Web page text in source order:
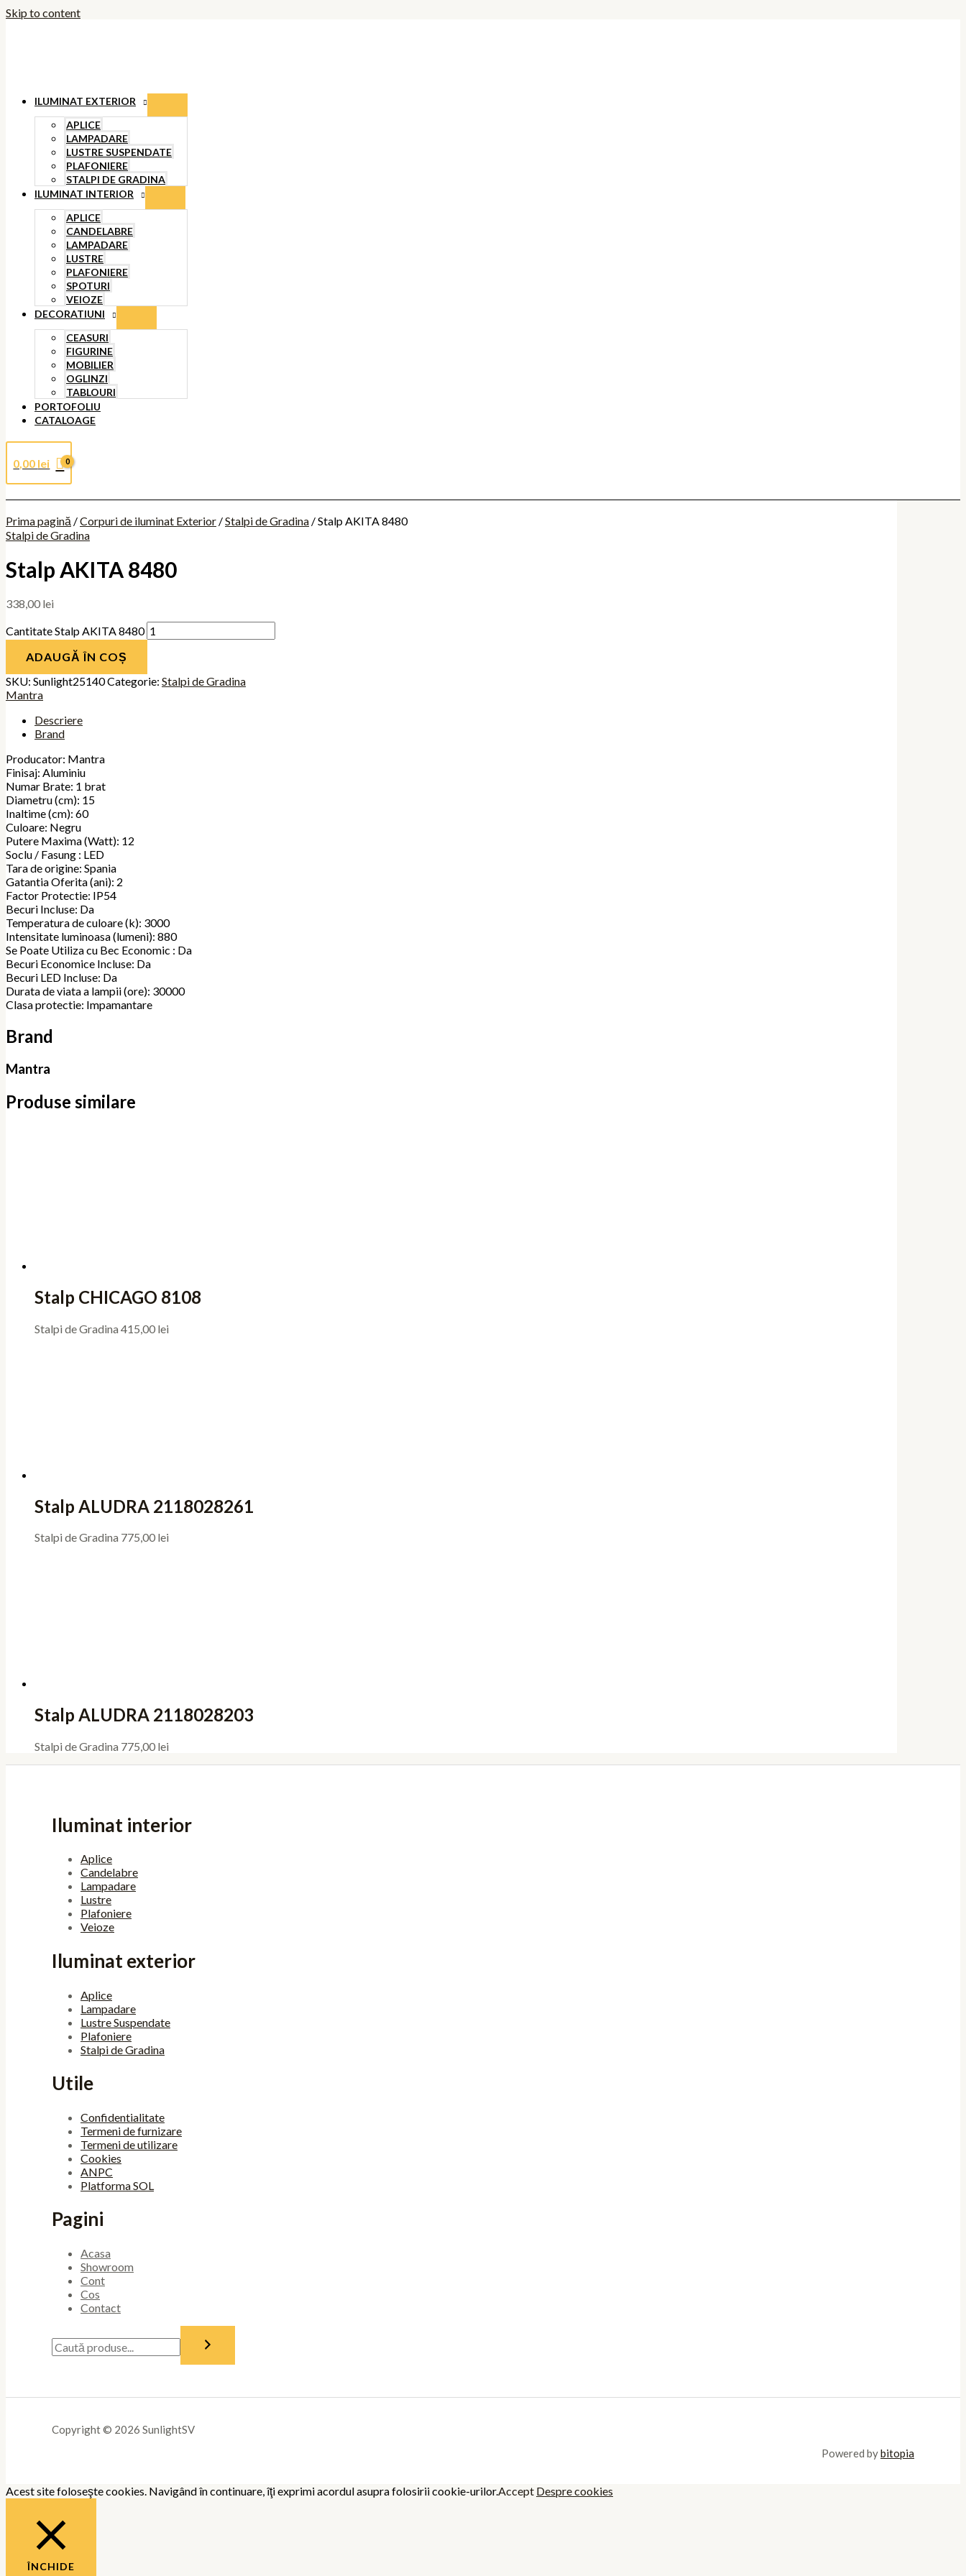
Skip to content
ILUMINAT EXTERIOR
APLICE
LAMPADARE
LUSTRE SUSPENDATE
PLAFONIERE
STALPI DE GRADINA
ILUMINAT INTERIOR
APLICE
CANDELABRE
LAMPADARE
LUSTRE
PLAFONIERE
SPOTURI
VEIOZE
DECORATIUNI
CEASURI
FIGURINE
MOBILIER
OGLINZI
TABLOURI
PORTOFOLIU
CATALOAGE
0,00 lei
Prima pagină /Corpuri de iluminat Exterior /Stalpi de Gradina / Stalp AKITA 8480
Stalpi de Gradina
Stalp AKITA 8480
338,00 lei
Cantitate Stalp AKITA 8480
ADAUGĂ ÎN COȘ
SKU: Sunlight25140Categorie: Stalpi de Gradina
Mantra
Descriere
Brand
Producator: Mantra
Finisaj: Aluminiu
Numar Brate: 1 brat
Diametru (cm): 15
Inaltime (cm): 60
Culoare: Negru
Putere Maxima (Watt): 12
Soclu / Fasung : LED
Tara de origine: Spania
Gatantia Oferita (ani): 2
Factor Protectie: IP54
Becuri Incluse: Da
Temperatura de culoare (k): 3000
Intensitate luminoasa (lumeni): 880
Se Poate Utiliza cu Bec Economic : Da
Becuri Economice Incluse: Da
Becuri LED Incluse: Da
Durata de viata a lampii (ore): 30000
Clasa protectie: Impamantare
Brand
Mantra
Produse similare
Stalp CHICAGO 8108
Stalpi de Gradina 415,00 lei
Stalp ALUDRA 2118028261
Stalpi de Gradina 775,00 lei
Stalp ALUDRA 2118028203
Stalpi de Gradina 775,00 lei
Iluminat interior
Aplice
Candelabre
Lampadare
Lustre
Plafoniere
Veioze
Iluminat exterior
Aplice
Lampadare
Lustre Suspendate
Plafoniere
Stalpi de Gradina
Utile
Confidentialitate
Termeni de furnizare
Termeni de utilizare
Cookies
ANPC
Platforma SOL
Pagini
Acasa
Showroom
Cont
Cos
Contact
Copyright © 2026 SunlightSV
Powered bybitopia
Acest site foloseşte cookies. Navigând în continuare, îţi exprimi acordul asupra folosirii cookie-urilor.Accept Despre cookies
ÎNCHIDE